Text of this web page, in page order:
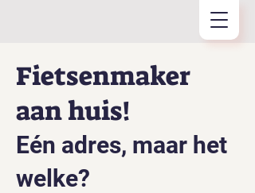
Fietsenmaker
aan huis!
Eén adres, maar het
welke?